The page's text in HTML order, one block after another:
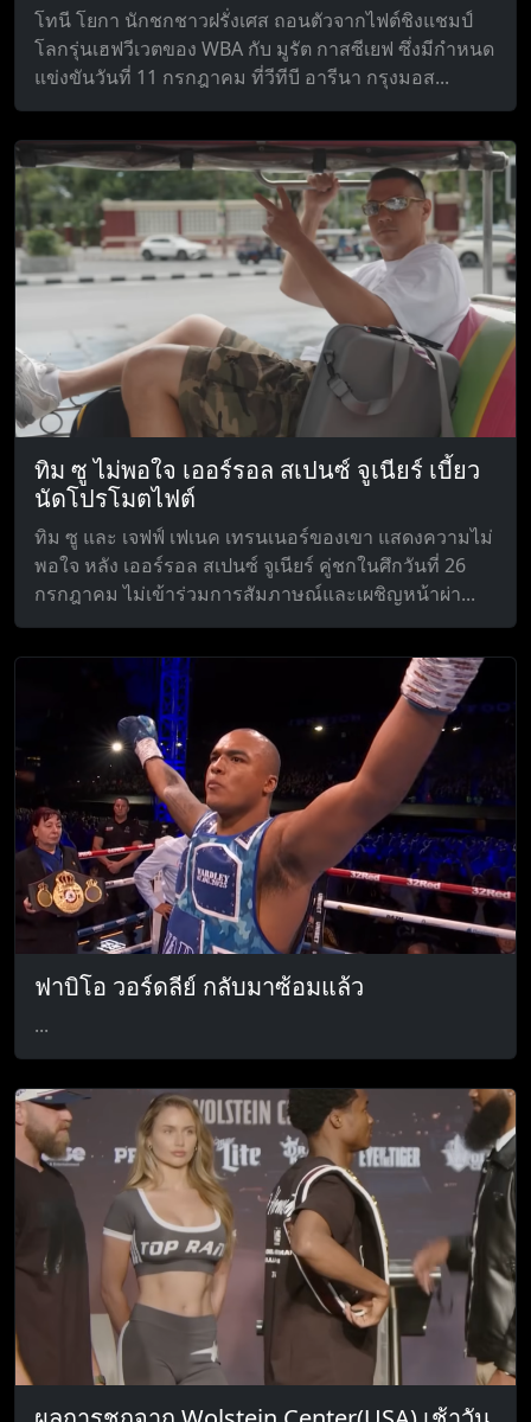
โทนี โยกา นักชกชาวฝรั่งเศส ถอนตัวจากไฟต์ชิงแชมป์
โลกรุ่นเฮฟวีเวตของ WBA กับ มูรัต กาสซีเยฟ ซึ่งมีกำหนด
แข่งขันวันที่ 11 กรกฎาคม ที่วีทีบี อารีนา กรุงมอส...
ทิม ซู ไม่พอใจ เออร์รอล สเปนซ์ จูเนียร์ เบี้ยว
นัดโปรโมตไฟต์
ทิม ซู และ เจฟฟ์ เฟเนค เทรนเนอร์ของเขา แสดงความไม่
พอใจ หลัง เออร์รอล สเปนซ์ จูเนียร์ คู่ชกในศึกวันที่ 26
กรกฎาคม ไม่เข้าร่วมการสัมภาษณ์และเผชิญหน้าผ่า...
ฟาบิโอ วอร์ดลีย์ กลับมาซ้อมแล้ว
...